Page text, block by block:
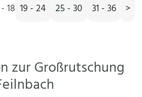
18 19 - 24 25 - 30 31 - 36
>
zur Großrutschung